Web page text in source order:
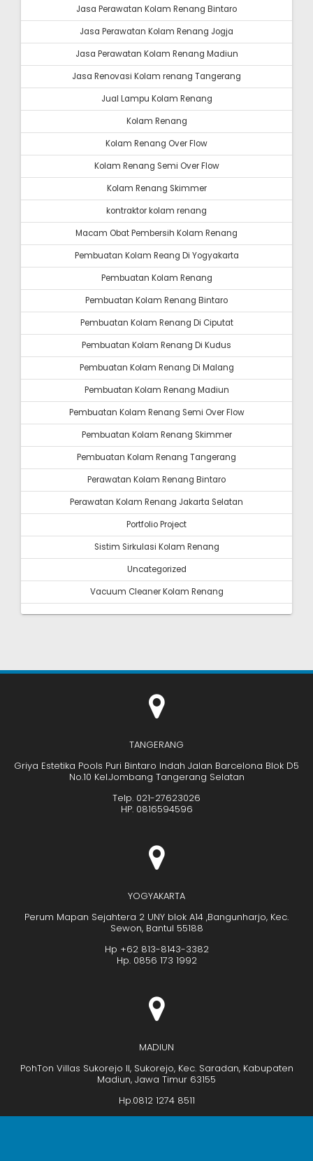
Jasa Perawatan Kolam Renang Bintaro
Jasa Perawatan Kolam Renang Jogja
Jasa Perawatan Kolam Renang Madiun
Jasa Renovasi Kolam renang Tangerang
Jual Lampu Kolam Renang
Kolam Renang
Kolam Renang Over Flow
Kolam Renang Semi Over Flow
Kolam Renang Skimmer
kontraktor kolam renang
Macam Obat Pembersih Kolam Renang
Pembuatan Kolam Reang Di Yogyakarta
Pembuatan Kolam Renang
Pembuatan Kolam Renang Bintaro
Pembuatan Kolam Renang Di Ciputat
Pembuatan Kolam Renang Di Kudus
Pembuatan Kolam Renang Di Malang
Pembuatan Kolam Renang Madiun
Pembuatan Kolam Renang Semi Over Flow
Pembuatan Kolam Renang Skimmer
Pembuatan Kolam Renang Tangerang
Perawatan Kolam Renang Bintaro
Perawatan Kolam Renang Jakarta Selatan
Portfolio Project
Sistim Sirkulasi Kolam Renang
Uncategorized
Vacuum Cleaner Kolam Renang
TANGERANG
Griya Estetika Pools Puri Bintaro Indah Jalan Barcelona Blok D5
No.10 Kel.Jombang Tangerang Selatan
Telp. 021-27623026
HP. 0816594596
YOGYAKARTA
Perum Mapan Sejahtera 2 UNY blok A14 ,Bangunharjo, Kec.
Sewon, Bantul 55188
Hp +62 813-8143-3382
Hp. 0856 173 1992
MADIUN
PohTon Villas Sukorejo II, Sukorejo, Kec. Saradan, Kabupaten
Madiun, Jawa Timur 63155
Hp.0812 1274 8511